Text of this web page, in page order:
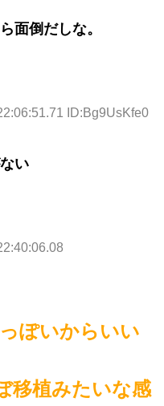
面倒だしな。
ID:Bg9UsKfe0
い
ぽいからいい
移植みたいな感